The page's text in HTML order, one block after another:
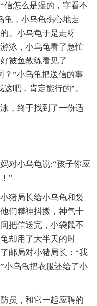
信怎么是湿的，字看不
龟，小乌龟伤心地走
。小乌龟于是走呀
泳，小乌龟看了急忙
被鱼教练看见了
？”小乌龟把送信的事
吧，肯定能行的”。
，终于找到了一份适
小乌龟说:“孩子你应
"
猪局长给小乌龟和袋
们精神抖擞，神气十
把信送完，小袋鼠不
却用了大半天的时
邮局对小猪局长：“我
小乌龟把衣服还给了小
员，和它一起应聘的